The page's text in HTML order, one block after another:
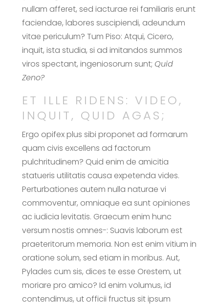
nullam afferet, sed iacturae rei familiaris erunt
faciendae, labores suscipiendi, adeundum
vitae periculum? Tum Piso: Atqui, Cicero,
inquit, ista studia, si ad imitandos summos
viros spectant, ingeniosorum sunt; Quid
Zeno?
ET ILLE RIDENS: VIDEO,
INQUIT, QUID AGAS;
Ergo opifex plus sibi proponet ad formarum
quam civis excellens ad factorum
pulchritudinem? Quid enim de amicitia
statueris utilitatis causa expetenda vides.
Perturbationes autem nulla naturae vi
commoventur, omniaque ea sunt opiniones
ac iudicia levitatis. Graecum enim hunc
versum nostis omnes-: Suavis laborum est
praeteritorum memoria. Non est enim vitium in
oratione solum, sed etiam in moribus. Aut,
Pylades cum sis, dices te esse Orestem, ut
moriare pro amico? Id enim volumus, id
contendimus, ut officii fructus sit ipsum